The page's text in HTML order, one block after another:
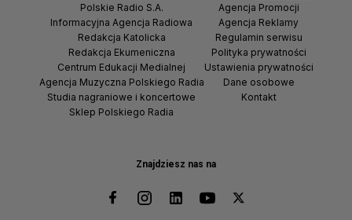
Znajdziesz nas na
Polskie Radio S.A.
Informacyjna Agencja Radiowa
Redakcja Katolicka
Redakcja Ekumeniczna
Centrum Edukacji Medialnej
Agencja Muzyczna Polskiego Radia
Studia nagraniowe i koncertowe
Sklep Polskiego Radia
Agencja Promocji
Agencja Reklamy
Regulamin serwisu
Polityka prywatności
Ustawienia prywatności
Dane osobowe
Kontakt